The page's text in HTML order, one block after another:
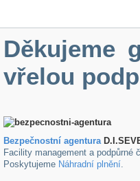
Děkujeme
vřelou
Bezpečnostní agentura
Facility management a podpůrné
Poskytujeme Náhradní plnění.